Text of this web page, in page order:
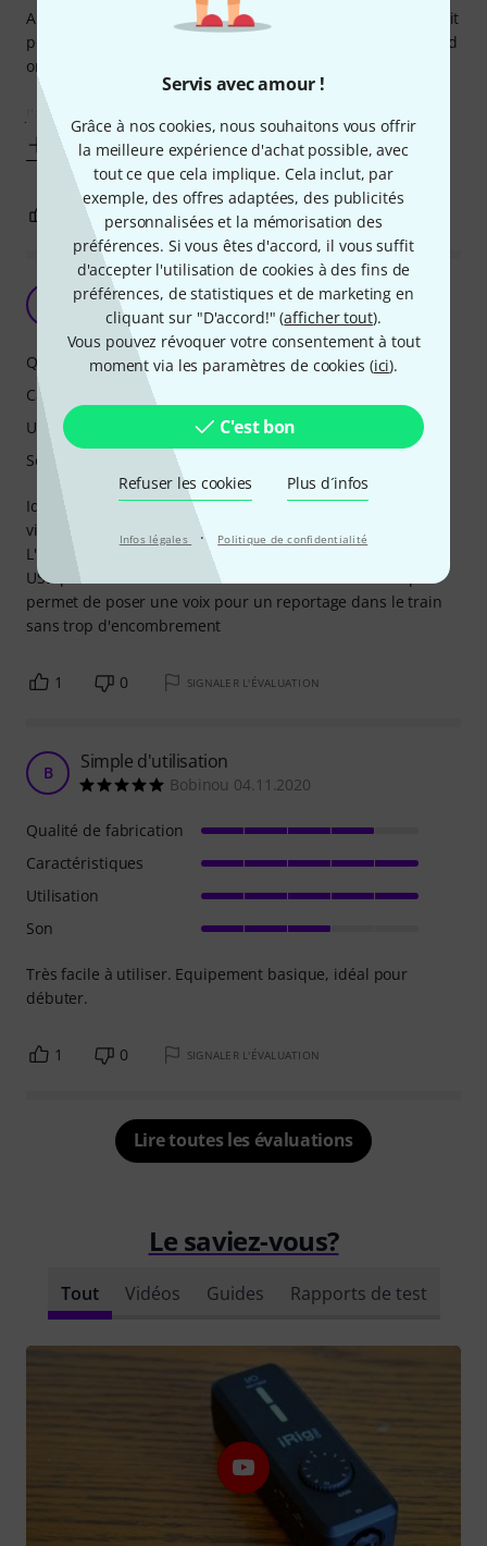
Servis avec amour !
Grâce à nos cookies, nous souhaitons vous offrir
la meilleure expérience d'achat possible, avec
tout ce que cela implique. Cela inclut, par
exemple, des offres adaptées, des publicités
personnalisées et la mémorisation des
préférences. Si vous êtes d'accord, il vous suffit
d'accepter l'utilisation de cookies à des fins de
préférences, de statistiques et de marketing en
cliquant sur "D'accord!" (afficher tout).
Vous pouvez révoquer votre consentement à tout
moment via les paramètres de cookies (ici).
C'est bon
Refuser les cookies Plus d´infos
Infos légales · Politique de confidentialité
Au niveau des câbles et des softwares, tout est vraiment fait
pour les utilisateurs ios et si on possède un produit android
on est laissé sur le côté...
J'ai fini par acquérir un
Afficher plus
0 SIGNALER L'ÉVALUATION
Petite Carte Son nomade
Callen 27.03.2019
Idéale pour des prises de son avec un iPhone en mode
vidéo !
L'autre point positif c'est q'il est aussi équipé d'un câble
USB permettant un raccordement sur ordinateur ce qui
permet de poser une voix pour un reportage dans le train
sans trop d'encombrement
Qualité de fabrication
Caractéristiques
Utilisation
Son
1 0 SIGNALER L'ÉVALUATION
B Simple d'utilisation
Bobinou 04.11.2020
Très facile à utiliser. Equipement basique, idéal pour
débuter.
Qualité de fabrication
Caractéristiques
Utilisation
Son
1 0 SIGNALER L'ÉVALUATION
Lire toutes les évaluations
Le saviez-vous?
Tout Vidéos Guides Rapports de test